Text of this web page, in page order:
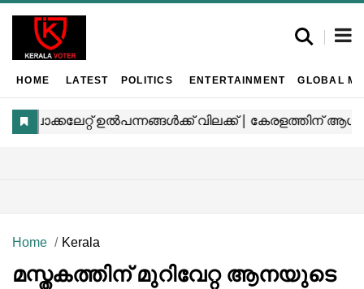
HOME LATEST POLITICS ENTERTAINMENT GLOBAL
Home Kerala
മസ്തകത്തിന് മുറിവേറ്റ ആനയുടെ